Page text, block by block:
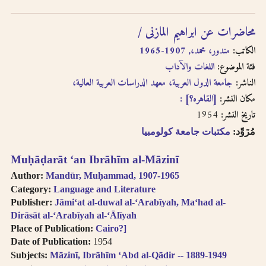
single nouns and -t
Muḥāḍarāt ʻan Ibrāhīm al-Māzinī
Author: Mandūr, Muḥammad, 1907-1965
Category: Language and Literature
Publisher: Jāmiʻat al-duwal al-ʻArabīyah, Maʻhad al-
Dirāsāt al-ʻArabīyah al-ʻĀlīyah
Place of Publication: Cairo?]
Date of Publication: 1954
Subjects: Māzinī, Ibrāhīm ʻAbd al-Qādir -- 1889-1949
محاضرات عن ابراهيم المازنى /
الكاتب: مندور، محمد،, 1907-1965
فئة الموضوع: اللغات والآداب
الناشر: جامعة الدول العربية، معهد الدراسات العربية العالية،
مكان النشر: [القاهره؟] :
تاريخ النشر:
مُزَوِّد: مكتبات جامعة كولومبيا